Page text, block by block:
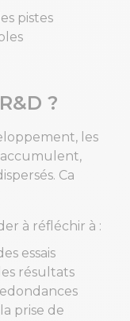
pistes
?
les
Ca
à réfléchir à :
essais
résultats
prise de